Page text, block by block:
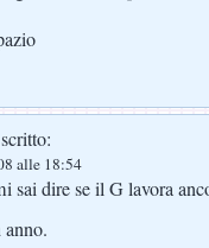
alle 18:54
sai dire se il G lavora